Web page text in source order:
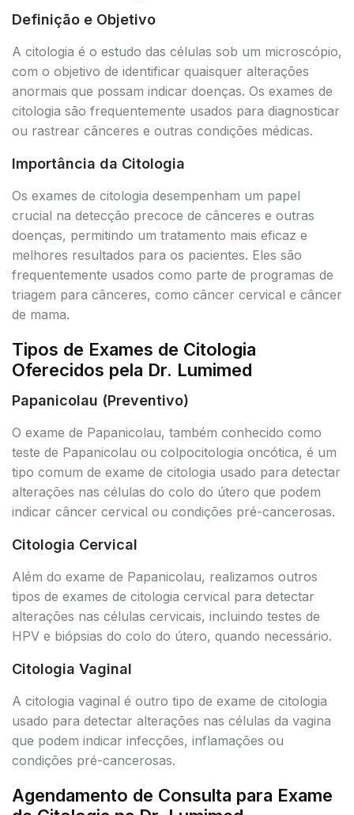
Definição e Objetivo
A citologia é o estudo das células sob um microscópio,
com o objetivo de identificar quaisquer alterações
anormais que possam indicar doenças. Os exames de
citologia são frequentemente usados para diagnosticar
ou rastrear cânceres e outras condições médicas.
Importância da Citologia
Os exames de citologia desempenham um papel
crucial na detecção precoce de cânceres e outras
doenças, permitindo um tratamento mais eficaz e
melhores resultados para os pacientes. Eles são
frequentemente usados como parte de programas de
triagem para cânceres, como câncer cervical e câncer
de mama.
Tipos de Exames de Citologia
Oferecidos pela Dr. Lumimed
Papanicolau (Preventivo)
O exame de Papanicolau, também conhecido como
teste de Papanicolau ou colpocitologia oncótica, é um
tipo comum de exame de citologia usado para detectar
alterações nas células do colo do útero que podem
indicar câncer cervical ou condições pré-cancerosas.
Citologia Cervical
Além do exame de Papanicolau, realizamos outros
tipos de exames de citologia cervical para detectar
alterações nas células cervicais, incluindo testes de
HPV e biópsias do colo do útero, quando necessário.
Citologia Vaginal
A citologia vaginal é outro tipo de exame de citologia
usado para detectar alterações nas células da vagina
que podem indicar infecções, inflamações ou
condições pré-cancerosas.
Agendamento de Consulta para Exame